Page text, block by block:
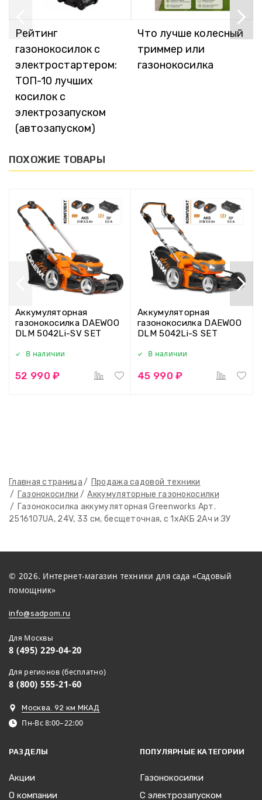
Главная страница
Продажа садовой техники
Газонокосилки
Аккумуляторные газонокосилки
Газонокосилка аккумуляторная Greenworks Арт.
2516107UA, 24V, 33 см, бесщеточная, с 1хАКБ 2Ач и ЗУ
Рейтинг
газонокосилок с
электростартером:
ТОП-10 лучших
косилок с
электрозапуском
(автозапуском)
Что лучше колесный
триммер или
газонокосилка
ПОХОЖИЕ ТОВАРЫ
Аккумуляторная
газонокосилка DAEWOO
DLM 5042Li-SV SET
В наличии
52 990 ₽
Аккумуляторная
газонокосилка DAEWOO
DLM 5042Li-S SET
В наличии
45 990 ₽
© 2026. Интернет-магазин техники для сада «Садовый
помощник»
info@sadpom.ru
Для Москвы
8 (495) 229-04-20
Для регионов (бесплатно)
8 (800) 555-21-60
Москва. 92 км МКАД
Пн-Вс 8:00–22:00
РАЗДЕЛЫ
Акции
О компании
ПОПУЛЯРНЫЕ КАТЕГОРИИ
Газонокосилки
С электрозапуском